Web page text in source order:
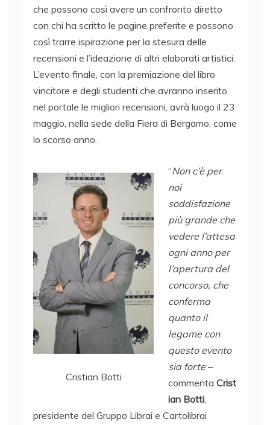
che possono così avere un confronto diretto
con chi ha scritto le pagine preferite e possono
così trarre ispirazione per la stesura delle
recensioni e l’ideazione di altri elaborati artistici.
L’evento finale, con la premiazione del libro
vincitore e degli studenti che avranno inserito
nel portale le migliori recensioni, avrà luogo il 23
maggio, nella sede della Fiera di Bergamo, come
lo scorso anno.
Cristian Botti
“Non c’è per
noi
soddisfazione
più grande che
vedere l’attesa
ogni anno per
l’apertura del
concorso, che
conferma
quanto il
legame con
questo evento
sia forte–
commenta Crist
ian Botti,
presidente del Gruppo Librai e Cartolibrai